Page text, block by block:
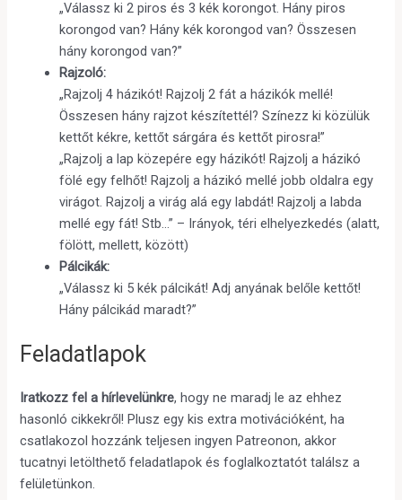
„Válassz ki 2 piros és 3 kék korongot. Hány piros
korongod van? Hány kék korongod van? Összesen
hány korongod van?”
Rajzoló:
„Rajzolj 4 házikót! Rajzolj 2 fát a házikók mellé!
Összesen hány rajzot készítettél? Színezz ki közülük
kettőt kékre, kettőt sárgára és kettőt pirosra!”
„Rajzolj a lap közepére egy házikót! Rajzolj a házikó
fölé egy felhőt! Rajzolj a házikó mellé jobb oldalra egy
virágot. Rajzolj a virág alá egy labdát! Rajzolj a labda
mellé egy fát! Stb…” – Irányok, téri elhelyezkedés (alatt,
fölött, mellett, között)
Pálcikák:
„Válassz ki 5 kék pálcikát! Adj anyának belőle kettőt!
Hány pálcikád maradt?”
Feladatlapok
Iratkozz fel a hírlevelünkre, hogy ne maradj le az ehhez
hasonló cikkekről! Plusz egy kis extra motivációként, ha
csatlakozol hozzánk teljesen ingyen Patreonon, akkor
tucatnyi letölthető feladatlapok és foglalkoztatót találsz a
felületünkon.